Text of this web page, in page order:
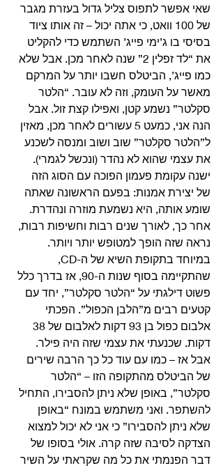
שאי אפשר לתפוס צליל גדול בעזרת מגבר
של 100 וואט, כי אתה יכול – זה אותו ציוד
בסיסי בו ג’ימי פייג’ השתמש כדי להקליט
את “לד זפלין 2” שנה לאחר מכן. אבל שלא
כמו פייג’, הביטלס חשבו יותר על המרקם
מאשר על העומק, וזה לא עובר. “הלטר
סקלטר” נשמע קטן, ואפילו קצת זול. אבל
הנה אני, כמעט 5 עשורים לאחר מכן, מאזין
ל”הלטר סקלטר” שוב ושוב ומנסה לשכנע
את עצמי שהוא לא נהדר (ונכשל לגמרי).
ישנה עקומת פעמון הפוכה עם הסוג הזה
של יצירת אמנות: בפעם הראשונה שאתה
שומע אותה, היא נשמעת מוזרה ונהדרת.
אחר כך, לאורך שנים רבות וחשיפות רבות,
נראה שזה הופך למטופש יותר ויותר.
שהתקיימה בסוף שנות ה-90, אז בדרך כלל
פשוט דילגתי על “הלטר סקלטר”, יחד עם
קטעים רבים מ”הלבן הכפול”. הפכתי
דקות. שכנעתי את עצמי שזה היה פילר.
אבל אז – כמו עם עוד כל כך הרבה שירים
של הביטלס מהתקופה הזו – “הלטר
סקלטר”, באופן שלא ניתן להסבירו, התחיל
להשתפר. ואני משתמש במונח “באופן
שלא ניתן להסבירו” כי אני לא יכול למצוא
הצדקה לסיבה שזה קרה. אולי בסופו של
דבר הפנמתי את כל מה שקראתי על השיר